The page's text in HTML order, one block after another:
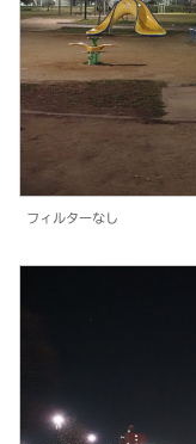
フィルターなし